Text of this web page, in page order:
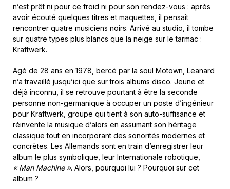
n’est prêt ni pour ce froid ni pour son rendez-vous : après
avoir écouté quelques titres et maquettes, il pensait
rencontrer quatre musiciens noirs. Arrivé au studio, il tombe
sur quatre types plus blancs que la neige sur le tarmac :
Kraftwerk.
Agé de 28 ans en 1978, bercé par la soul Motown, Leanard
n’a travaillé jusqu’ici que sur trois albums disco. Jeune et
déjà inconnu, il se retrouve pourtant à être la seconde
personne non-germanique à occuper un poste d’ingénieur
pour Kraftwerk, groupe qui tient à son auto-suffisance et
réinvente la musique d’alors en assumant son héritage
classique tout en incorporant des sonorités modernes et
concrètes. Les Allemands sont en train d’enregistrer leur
album le plus symbolique, leur Internationale robotique,
« Man Machine ». Alors, pourquoi lui ? Pourquoi sur cet
album ?